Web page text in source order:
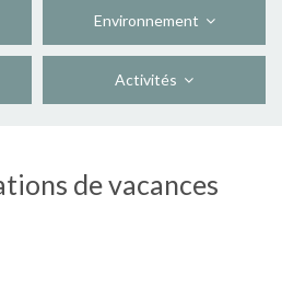
Environnement
Activités
de vacances